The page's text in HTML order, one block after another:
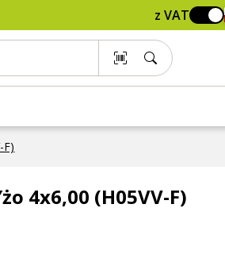
z VAT
F)
4x6,00 (H05VV-F)